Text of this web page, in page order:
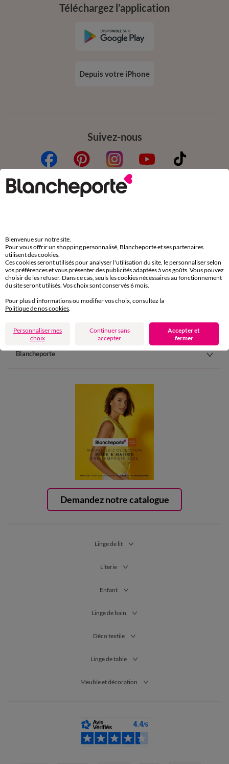
Suivez-nous
Téléchargez l’application
Depuis votre iPhone
Demandez notre catalogue
Retours gratuits en Point Relais®
Paiement
Carte 4 Etoiles
(1) Offres et codes promos
Blancheporte
Linge de lit
Literie
Enfant
Linge de bain
Déco textile
Linge de table
Meuble et décoration
Bienvenue sur notre site.
Pour vous offrir un shopping personnalisé, Blancheporte et ses partenaires
utilisent des cookies.
Ces cookies seront utilisés pour analyser l'utilisation du site, le personnaliser selon
vos préférences et vous présenter des publicités adaptées à vos goûts. Vous pouvez
choisir de les refuser. Dans ce cas, seuls les cookies nécessaires au fonctionnement
du site seront utilisés. Vos choix sont conservés 6 mois.
Pour plus d'informations ou modifier vos choix, consultez la
Politique de nos cookies.
Personnaliser mes
choix
Continuer sans
accepter
Accepter et
fermer